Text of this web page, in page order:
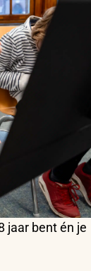
jaar bent én je